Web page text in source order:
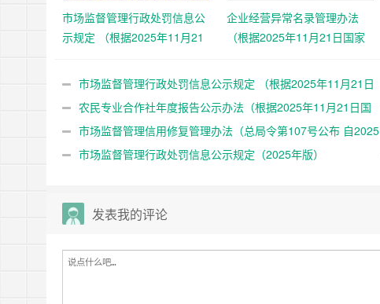
市场监督管理行政处罚信息公
示规定 （根据2025年11月21
108号第二次修正）
企业经营异常名录管理办法
（根据2025年11月21日国家
第二次修正）
市场监督管理行政处罚信息公示规定 （根据2025年11月21日
国家市场监督管理总局令第108号第二次修正）
农民专业合作社年度报告公示办法（根据2025年11月21日国
家市场监督管理总局令第108号第二次修正）
市场监督管理信用修复管理办法（总局令第107号公布 自2025
年12月25日起施行）
市场监督管理行政处罚信息公示规定（2025年版）
发表我的评论